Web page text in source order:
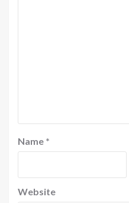
Name *
Website